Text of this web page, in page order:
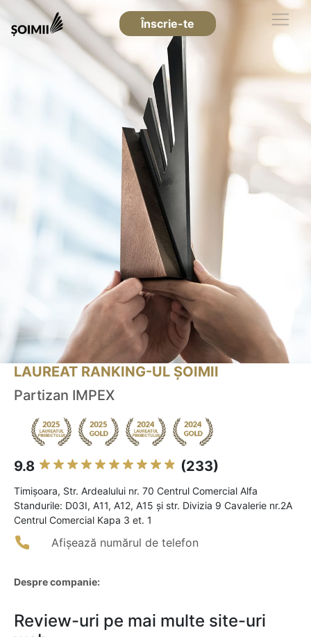
Înscrie-te
LAUREAT RANKING-UL ȘOIMII
Partizan IMPEX
9.8 (233)
Timişoara, Str. Ardealului nr. 70 Centrul Comercial Alfa
Standurile: D03I, A11, A12, A15 și str. Divizia 9 Cavalerie nr.2A
Centrul Comercial Kapa 3 et. 1
Afișează numărul de telefon
Despre companie:
Review-uri pe mai multe site-uri